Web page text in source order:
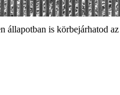
is körbejárhatod